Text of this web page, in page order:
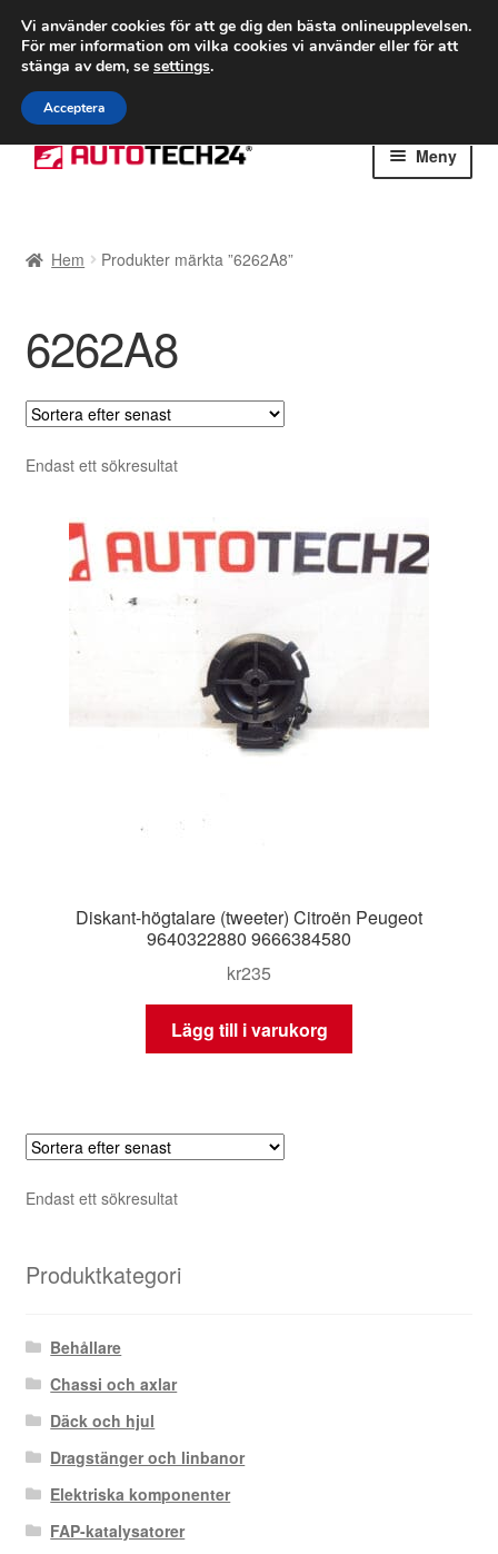
FRAKT från 75 kr
Världsomspännande frakt
Ring 766 924 713
Hoppa
till
Hoppa
till
Meny
Betalningar
Integritetspolicy
Klagomål
Kolla upp
Mitt konto
Om oss
Reklamationsprocedur
Hem Produkter märkta ”6262A8”
6262A8
Endast ett sökresultat
Diskant-högtalare (tweeter) Citroën Peugeot
9640322880 9666384580
kr235
Lägg till i varukorg
Endast ett sökresultat
Produktkategori
Behållare
Chassi och axlar
Däck och hjul
Dragstänger och linbanor
Elektriska komponenter
FAP-katalysatorer
Vi använder cookies för att ge dig den bästa onlineupplevelsen.
För mer information om vilka cookies vi använder eller för att
stänga av dem, se settings.
Acceptera